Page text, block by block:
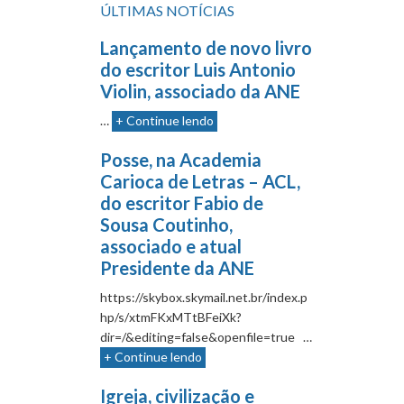
ÚLTIMAS NOTÍCIAS
Lançamento de novo livro
do escritor Luis Antonio
Violin, associado da ANE
… + Continue lendo
Posse, na Academia
Carioca de Letras – ACL,
do escritor Fabio de
Sousa Coutinho,
associado e atual
Presidente da ANE
https://skybox.skymail.net.br/index.p
hp/s/xtmFKxMTtBFeiXk?
dir=/&editing=false&openfile=true …
+ Continue lendo
Igreja, civilização e